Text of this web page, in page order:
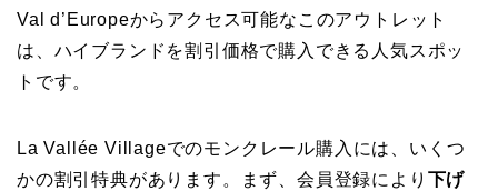
Val d’Europeからアクセス可能なこのアウトレット
は、ハイブランドを割引価格で購入できる人気スポッ
トです。
La Vallée Villageでのモンクレール購入には、いくつ
かの割引特典があります。まず、会員登録により 下げ